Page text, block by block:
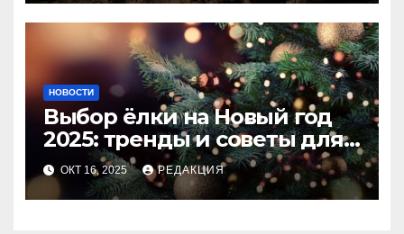
НОВОСТИ
Выбор ёлки на Новый год
2025: тренды и советы для
идеального праздника
ОКТ 16, 2025 РЕДАКЦИЯ